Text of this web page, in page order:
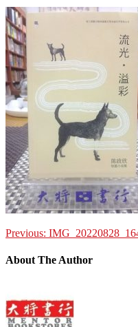
Previous:
About The Author